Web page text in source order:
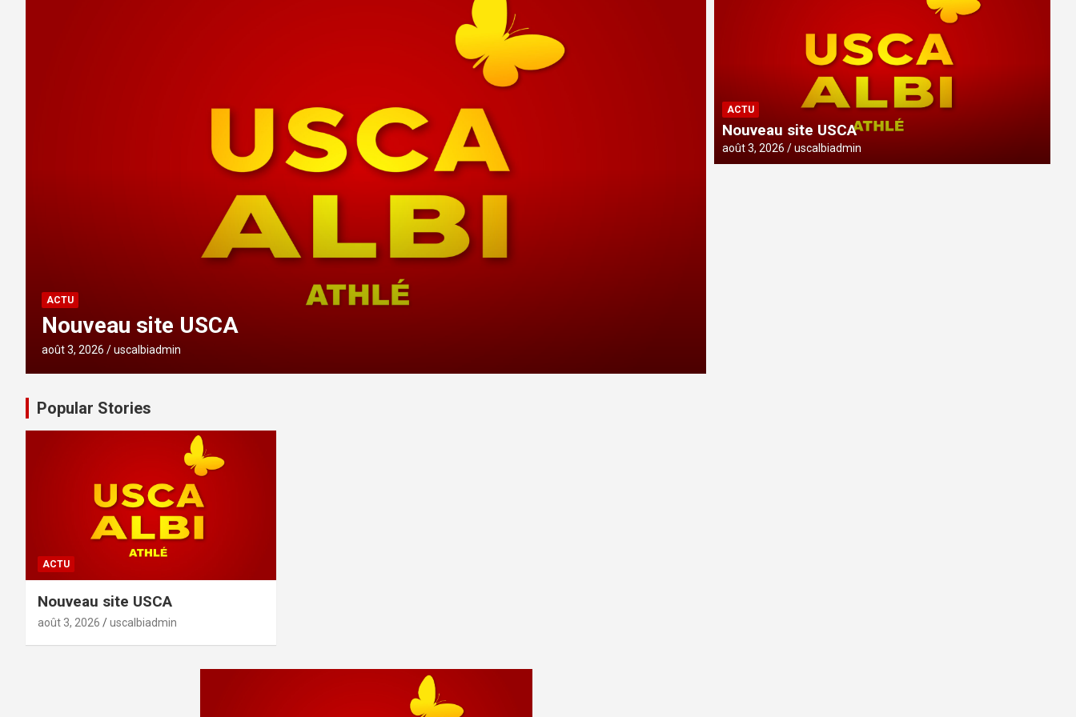
ACTU
Nouveau site USCA
août 3, 2026 uscalbiadmin
ACTU
Nouveau site USCA
août 3, 2026 uscalbiadmin
Popular Stories
ACTU
Nouveau site USCA
août 3, 2026 uscalbiadmin